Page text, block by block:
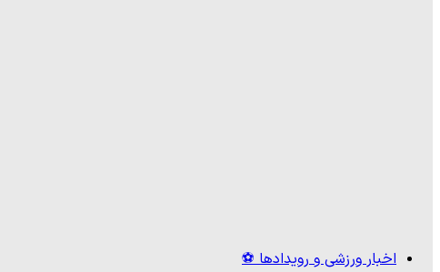
اخبار ورزشی و رویدادها ⚽